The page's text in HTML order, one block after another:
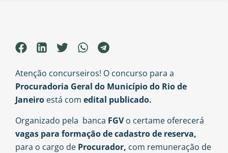
Atenção concurseiros! O concurso para a
Procuradoria Geral do Município do Rio de
Janeiro está com edital publicado.
Organizado pela banca FGVo certame oferecerá
vagas para formação de cadastro de reserva,
para o cargo de Procurador, com remuneração de